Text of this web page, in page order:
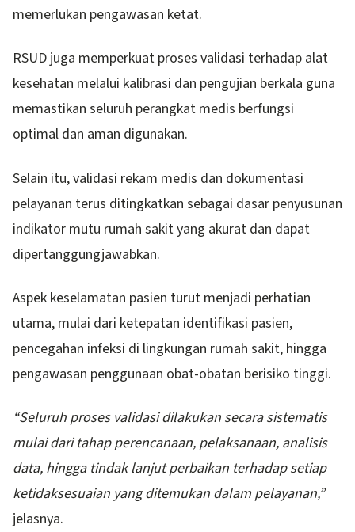
memerlukan pengawasan ketat.
RSUD juga memperkuat proses validasi terhadap alat
kesehatan melalui kalibrasi dan pengujian berkala guna
memastikan seluruh perangkat medis berfungsi
optimal dan aman digunakan.
Selain itu, validasi rekam medis dan dokumentasi
pelayanan terus ditingkatkan sebagai dasar penyusunan
indikator mutu rumah sakit yang akurat dan dapat
dipertanggungjawabkan.
Aspek keselamatan pasien turut menjadi perhatian
utama, mulai dari ketepatan identifikasi pasien,
pencegahan infeksi di lingkungan rumah sakit, hingga
pengawasan penggunaan obat-obatan berisiko tinggi.
“Seluruh proses validasi dilakukan secara sistematis
mulai dari tahap perencanaan, pelaksanaan, analisis
data, hingga tindak lanjut perbaikan terhadap setiap
ketidaksesuaian yang ditemukan dalam pelayanan,”
jelasnya.